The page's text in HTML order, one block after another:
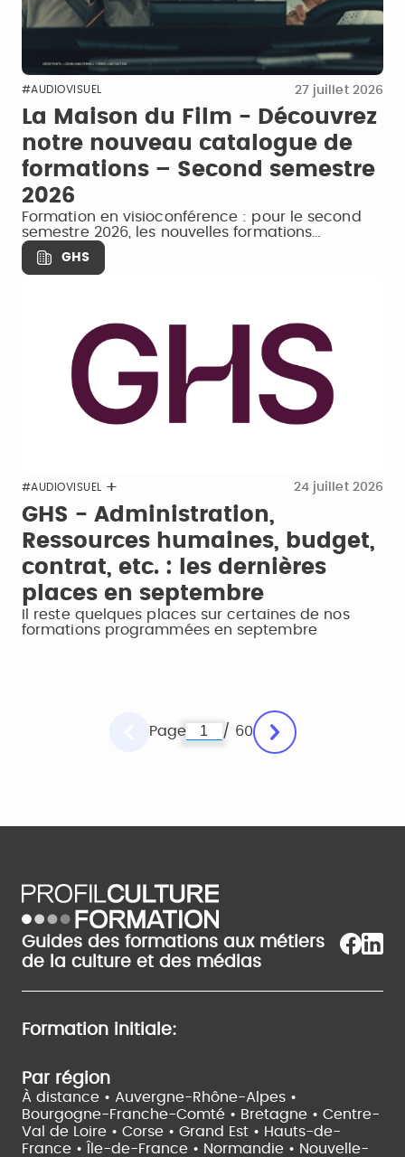
#AUDIOVISUEL 27 juillet 2026
La Maison du Film - Découvrez
notre nouveau catalogue de
formations – Second semestre
2026
Formation en visioconférence : pour le second
semestre 2026, les nouvelles formations…
GHS
#AUDIOVISUEL 24 juillet 2026
GHS - Administration,
Ressources humaines, budget,
contrat, etc. : les dernières
places en septembre
Il reste quelques places sur certaines de nos
formations programmées en septembre
Page / 60
Guides des formations aux métiers
de la culture et des médias
Formation initiale:
Par région
À distance • Auvergne-Rhône-Alpes •
Bourgogne-Franche-Comté • Bretagne • Centre-
Val de Loire • Corse • Grand Est • Hauts-de-
France • Île-de-France • Normandie • Nouvelle-